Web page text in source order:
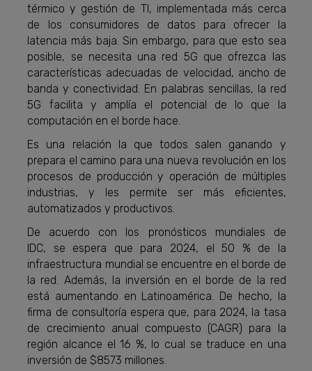
térmico y gestión de TI, implementada más cerca
de los consumidores de datos para ofrecer la
latencia más baja. Sin embargo, para que esto sea
posible, se necesita una red 5G que ofrezca las
características adecuadas de velocidad, ancho de
banda y conectividad. En palabras sencillas, la red
5G facilita y amplía el potencial de lo que la
computación en el borde hace.
Es una relación la que todos salen ganando y
prepara el camino para una nueva revolución en los
procesos de producción y operación de múltiples
industrias, y les permite ser más eficientes,
automatizados y productivos.
De acuerdo con los pronósticos mundiales de
IDC, se espera que para 2024, el 50 % de la
infraestructura mundial se encuentre en el borde de
la red. Además, la inversión en el borde de la red
está aumentando en Latinoamérica. De hecho, la
firma de consultoría espera que, para 2024, la tasa
de crecimiento anual compuesto (CAGR) para la
región alcance el 16 %, lo cual se traduce en una
inversión de $8573 millones.